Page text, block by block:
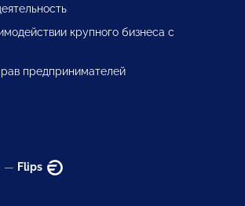
крупного бизнеса с
предпринимателей
— Flips